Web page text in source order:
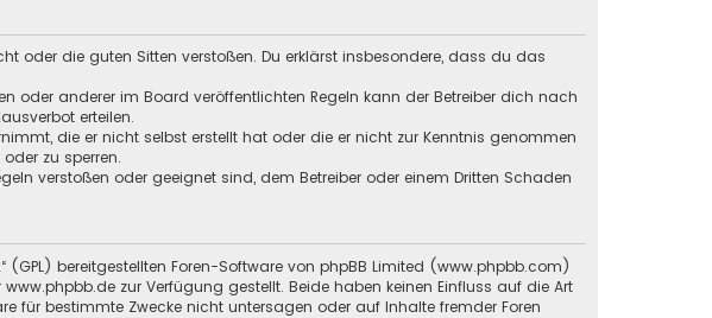
oder die guten Sitten verstoßen. Du erklärst insbesondere, dass du das
oder anderer im Board veröffentlichten Regeln kann der Betreiber dich nach
erteilen.
die er nicht selbst erstellt hat oder die er nicht zur Kenntnis genommen
zu sperren.
verstoßen oder geeignet sind, dem Betreiber oder einem Dritten Schaden
“ (GPL) bereitgestellten Foren-Software von phpBB Limited (www.phpbb.com)
www.phpbb.de zur Verfügung gestellt. Beide haben keinen Einfluss auf die Art
für bestimmte Zwecke nicht untersagen oder auf Inhalte fremder Foren